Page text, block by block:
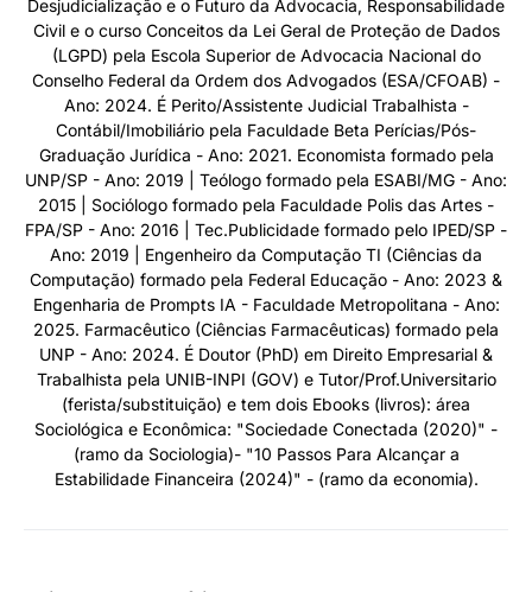
Desjudicialização e o Futuro da Advocacia, Responsabilidade
Civil e o curso Conceitos da Lei Geral de Proteção de Dados
(LGPD) pela Escola Superior de Advocacia Nacional do
Conselho Federal da Ordem dos Advogados (ESA/CFOAB) -
Ano: 2024. É Perito/Assistente Judicial Trabalhista -
Contábil/Imobiliário pela Faculdade Beta Perícias/Pós-
Graduação Jurídica - Ano: 2021. Economista formado pela
UNP/SP - Ano: 2019 | Teólogo formado pela ESABI/MG - Ano:
2015 | Sociólogo formado pela Faculdade Polis das Artes -
FPA/SP - Ano: 2016 | Tec.Publicidade formado pelo IPED/SP -
Ano: 2019 | Engenheiro da Computação TI (Ciências da
Computação) formado pela Federal Educação - Ano: 2023 &
Engenharia de Prompts IA - Faculdade Metropolitana - Ano:
2025. Farmacêutico (Ciências Farmacêuticas) formado pela
UNP - Ano: 2024. É Doutor (PhD) em Direito Empresarial &
Trabalhista pela UNIB-INPI (GOV) e Tutor/Prof.Universitario
(ferista/substituição) e tem dois Ebooks (livros): área
Sociológica e Econômica: "Sociedade Conectada (2020)" -
(ramo da Sociologia)- "10 Passos Para Alcançar a
Estabilidade Financeira (2024)" - (ramo da economia).